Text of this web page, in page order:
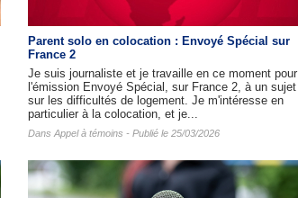
Parent solo en colocation : Envoyé Spécial sur
France 2
Je suis journaliste et je travaille en ce moment pour
l'émission Envoyé Spécial, sur France 2, à un sujet
sur les difficultés de logement. Je m'intéresse en
particulier à la colocation, et je...
Dans Appel à témoins - Publié le 25/03/2026